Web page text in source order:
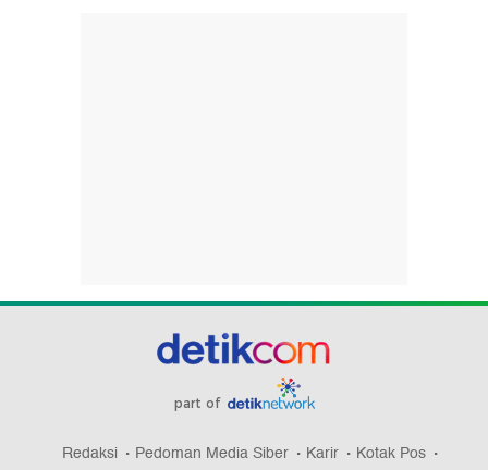
part of
Redaksi Pedoman Media Siber Karir
Kotak Pos